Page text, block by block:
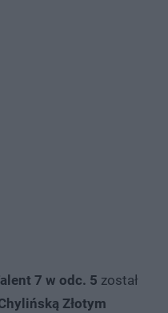
7 w odc. 5 został
Złotym